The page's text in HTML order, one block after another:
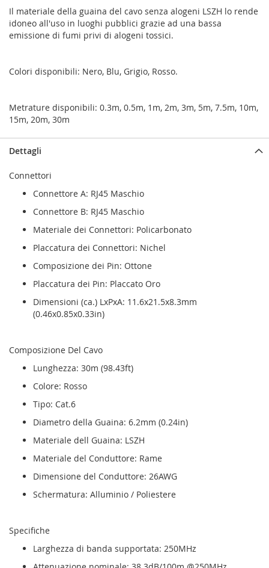
Il materiale della guaina del cavo senza alogeni LSZH lo rende
idoneo all'uso in luoghi pubblici grazie ad una bassa
emissione di fumi privi di alogeni tossici.
Colori disponibili: Nero, Blu, Grigio, Rosso.
Metrature disponibili: 0.3m, 0.5m, 1m, 2m, 3m, 5m, 7.5m, 10m,
15m, 20m, 30m
Dettagli
Connettori
Connettore A: RJ45 Maschio
Connettore B: RJ45 Maschio
Materiale dei Connettori: Policarbonato
Placcatura dei Connettori: Nichel
Composizione dei Pin: Ottone
Placcatura dei Pin: Placcato Oro
Dimensioni (ca.) LxPxA: 11.6x21.5x8.3mm
(0.46x0.85x0.33in)
Composizione Del Cavo
Lunghezza: 30m (98.43ft)
Colore: Rosso
Tipo: Cat.6
Diametro della Guaina: 6.2mm (0.24in)
Materiale dell Guaina: LSZH
Materiale del Conduttore: Rame
Dimensione del Conduttore: 26AWG
Schermatura: Alluminio / Poliestere
Specifiche
Larghezza di banda supportata: 250MHz